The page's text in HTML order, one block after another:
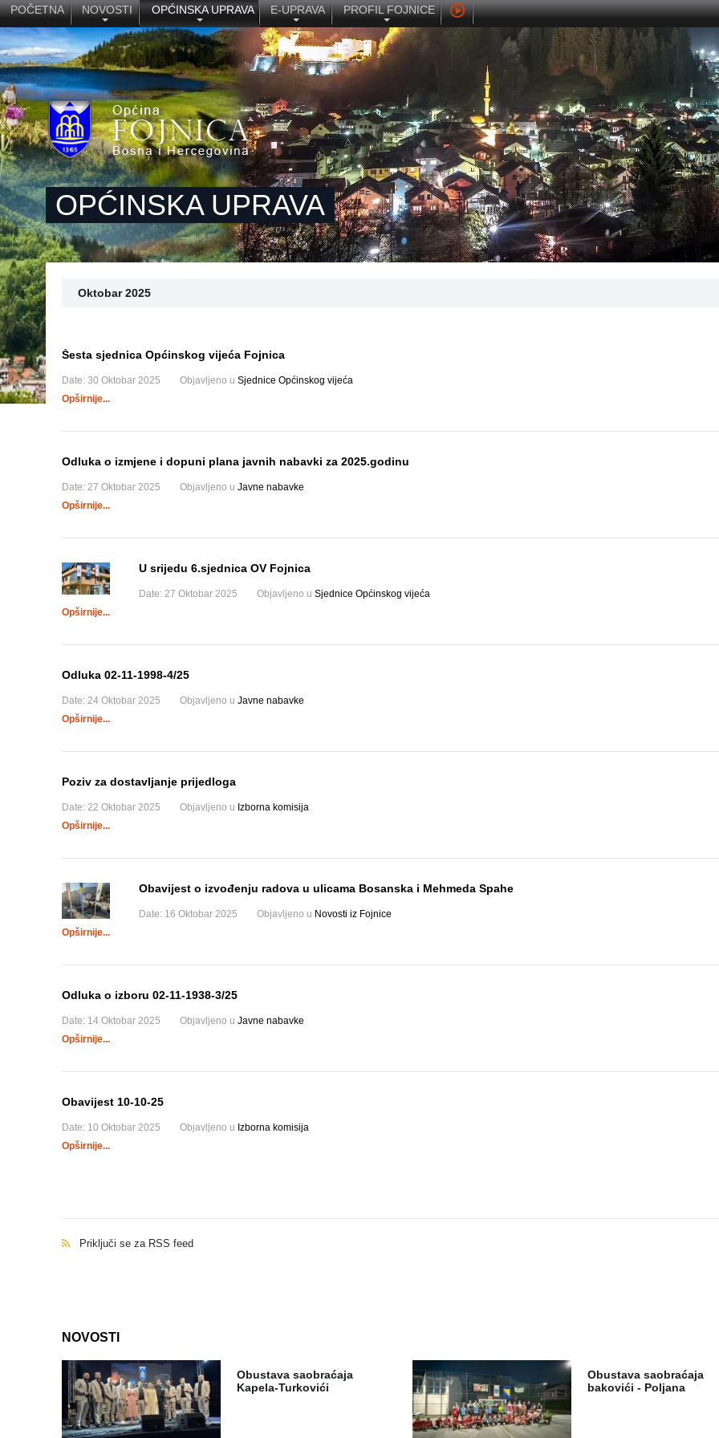
POČETNA NOVOSTI OPĆINSKA UPRAVA E-UPRAVA PROFIL FOJNICE
OPĆINSKA UPRAVA
Oktobar 2025
Šesta sjednica Općinskog vijeća Fojnica
Date: 30 Oktobar 2025 Objavljeno u Sjednice Općinskog vijeća
Opširnije...
Odluka o izmjene i dopuni plana javnih nabavki za 2025.godinu
Date: 27 Oktobar 2025 Objavljeno u Javne nabavke
Opširnije...
U srijedu 6.sjednica OV Fojnica
Date: 27 Oktobar 2025 Objavljeno u Sjednice Općinskog vijeća
Opširnije...
Odluka 02-11-1998-4/25
Date: 24 Oktobar 2025 Objavljeno u Javne nabavke
Opširnije...
Poziv za dostavljanje prijedloga
Date: 22 Oktobar 2025 Objavljeno u Izborna komisija
Opširnije...
Obavijest o izvođenju radova u ulicama Bosanska i Mehmeda Spahe
Date: 16 Oktobar 2025 Objavljeno u Novosti iz Fojnice
Opširnije...
Odluka o izboru 02-11-1938-3/25
Date: 14 Oktobar 2025 Objavljeno u Javne nabavke
Opširnije...
Obavijest 10-10-25
Date: 10 Oktobar 2025 Objavljeno u Izborna komisija
Opširnije...
Priključi se za RSS feed
NOVOSTI
Obustava saobraćaja
Kapela-Turkovići
Obustava saobraćaja
bakovići - Poljana